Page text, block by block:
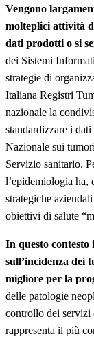
Vengono
molteplici attività
dati prodotti o si
dei Sistemi
strategie di
Italiana Registri
nazionale la
standardizzare i
Nazionale sui
Servizio sanitario.
l’epidemiologia ha,
strategiche
obiettivi di salute
In questo
sull’incidenza dei
migliore per la
delle patologie
controllo dei servizi
rappresenta il più